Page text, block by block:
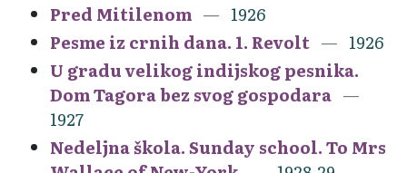
Pred Mitilenom
1926
Pesme iz crnih dana. 1. Revolt
1926
U gradu velikog indijskog pesnika.
Dom Tagora bez svog gospodara
1927
Nedeljna škola. Sunday school. To Mrs